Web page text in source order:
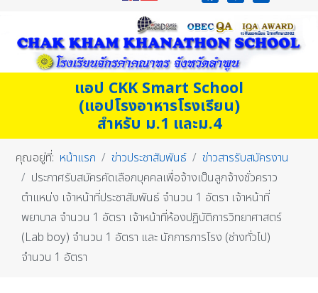
แอป CKK Smart School
(แอปโรงอาหารโรงเรียน)
สำหรับ ม.1 และม.4
คุณอยู่ที่: หน้าแรก ข่าวประชาสัมพันธ์
ข่าวสารรับสมัครงาน
ประกาศรับสมัครคัดเลือกบุคคลเพื่อจ้างเป็นลูกจ้างชั่วคราว
ตำแหน่ง เจ้าหน้าที่ประชาสัมพันธ์ จำนวน 1 อัตรา เจ้าหน้าที่
พยาบาล จำนวน 1 อัตรา เจ้าหน้าที่ห้องปฏิบัติการวิทยาศาสตร์
(Lab boy) จำนวน 1 อัตรา และ นักการภารโรง (ช่างทั่วไป)
จำนวน 1 อัตรา